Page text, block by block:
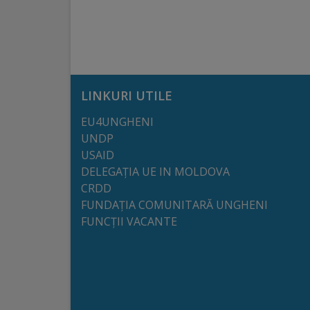
marcante
Sportivi
performanță
Orașul
LINKURI UTILE
EU4UNGHENI
UNDP
USAID
DELEGAȚIA UE IN MOLDOVA
CRDD
FUNDAȚIA COMUNITARĂ UNGHENI
FUNCȚII VACANTE